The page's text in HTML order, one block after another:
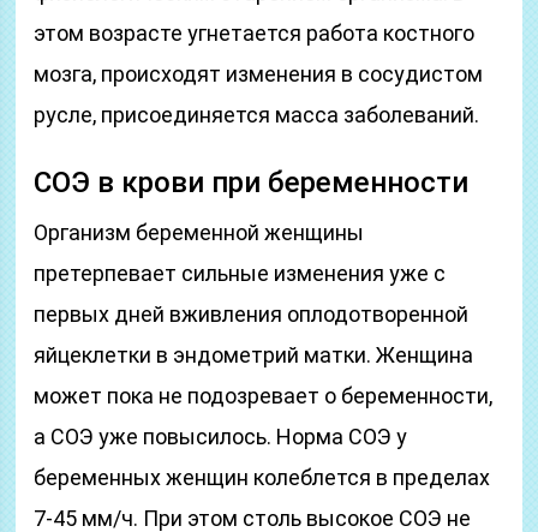
этом возрасте угнетается работа костного
мозга, происходят изменения в сосудистом
русле, присоединяется масса заболеваний.
СОЭ в крови при беременности
Организм беременной женщины
претерпевает сильные изменения уже с
первых дней вживления оплодотворенной
яйцеклетки в эндометрий матки. Женщина
может пока не подозревает о беременности,
а СОЭ уже повысилось. Норма СОЭ у
беременных женщин колеблется в пределах
7-45 мм/ч. При этом столь высокое СОЭ не